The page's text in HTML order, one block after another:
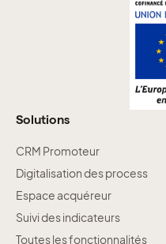
Solutions
CRM Promoteur
Digitalisation des process
Espace acquéreur
Suivi des indicateurs
Toutes les fonctionnalités